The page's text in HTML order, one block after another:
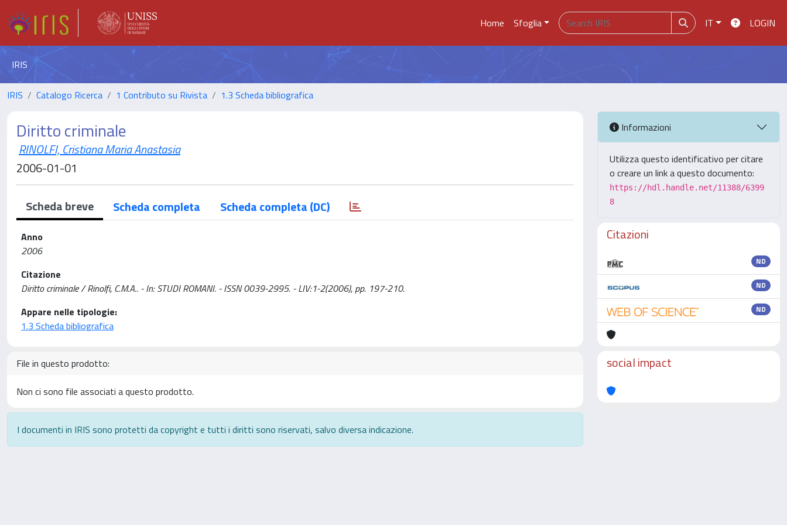
Home Sfoglia IT LOGIN
IRIS
IRIS Catalogo Ricerca 1 Contributo su Rivista 1.3 Scheda bibliografica
Diritto criminale
RINOLFI, Cristiana Maria Anastasia
2006-01-01
Scheda breve Scheda completa Scheda completa (DC)
Anno
2006
Citazione
Diritto criminale / Rinolfi, C.M.A.. - In: STUDI ROMANI. - ISSN 0039-2995. - LIV:1-2(2006), pp. 197-210.
Appare nelle tipologie:
1.3 Scheda bibliografica
File in questo prodotto:
Non ci sono file associati a questo prodotto.
I documenti in IRIS sono protetti da copyright e tutti i diritti sono riservati, salvo diversa indicazione.
Informazioni
Utilizza questo identificativo per citare
o creare un link a questo documento:
https://hdl.handle.net/11388/6399
8
Citazioni
ND
ND
ND
social impact